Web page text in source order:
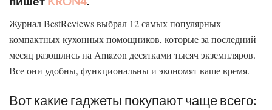
Журнал BestReviews выбрал 12 самых популярных
компактных кухонных помощников, которые за последний
месяц разошлись на Amazon десятками тысяч экземпляров.
Все они удобны, функциональны и экономят ваше время.
Вот какие гаджеты покупают чаще всего: